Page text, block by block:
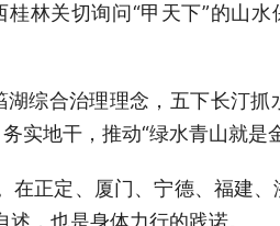
林关切询问“甲天下”的山
综合治理理念，五下长汀
地干，推动“绿水青山就是
在正定、厦门、宁德、福建